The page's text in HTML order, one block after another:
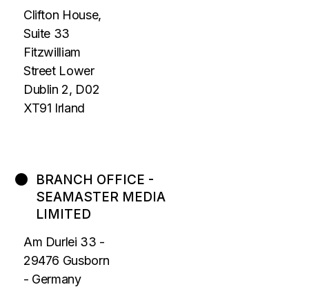
Clifton House,
Suite 33
Fitzwilliam
Street Lower
Dublin 2, D02
XT91 Irland
BRANCH OFFICE -
SEAMASTER MEDIA
LIMITED
Am Durlei 33 -
29476 Gusborn
- Germany